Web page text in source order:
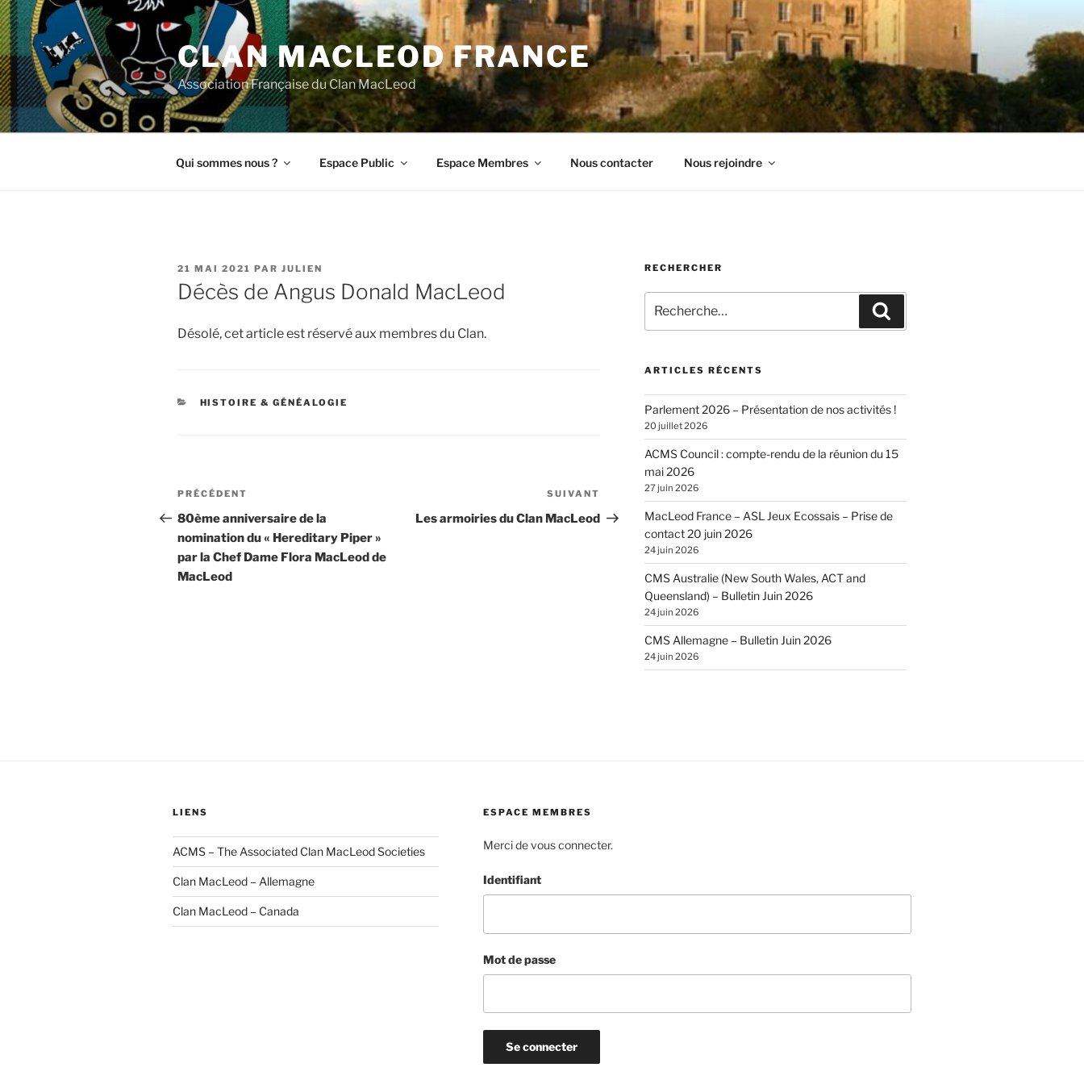
Aller
au
contenu
principal
CLAN MACLEOD FRANCE
Association Française du Clan MacLeod
Qui sommes nous ? Espace Public Espace Membres Nous contacter Nous rejoindre
PUBLIÉ
LE
21 MAI 2021 PAR JULIEN
Décès de Angus Donald MacLeod
Désolé, cet article est réservé aux membres du Clan.
CATÉGORIES
HISTOIRE & GÉNÉALOGIE
Navigation
de
l’article
Article
précédent
PRÉCÉDENT
80ème anniversaire de la
nomination du « Hereditary Piper »
par la Chef Dame Flora MacLeod de
MacLeod
suivant
SUIVANT
Les armoiries du Clan MacLeod
RECHERCHER
pour
:
ARTICLES RÉCENTS
Parlement 2026 – Présentation de nos activités !
20 juillet 2026
ACMS Council : compte-rendu de la réunion du 15
mai 2026
27 juin 2026
MacLeod France – ASL Jeux Ecossais – Prise de
contact 20 juin 2026
24 juin 2026
CMS Australie (New South Wales, ACT and
Queensland) – Bulletin Juin 2026
24 juin 2026
CMS Allemagne – Bulletin Juin 2026
24 juin 2026
LIENS
ACMS – The Associated Clan MacLeod Societies
Clan MacLeod – Allemagne
Clan MacLeod – Canada
ESPACE MEMBRES
Merci de vous connecter.
Identifiant
Mot de passe